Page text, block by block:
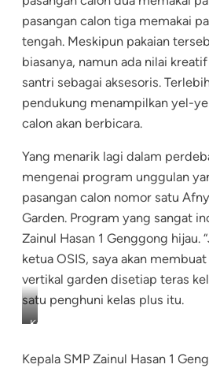
pasangan calon tiga memakai
tengah. Meskipun pakaian
biasanya, namun ada nilai
santri sebagai aksesoris.
pendukung menampilkan yel-
calon akan berbicara.
Yang menarik lagi dalam
mengenai program unggulan
pasangan calon nomor satu
Garden. Program yang sangat
Zainul Hasan 1 Genggong hijau.
ketua OSIS, saya akan
vertikal garden disetiap teras
satu penghuni kelas plus itu.
Kepala
Zainul
Kepala SMP Zainul Hasan 1